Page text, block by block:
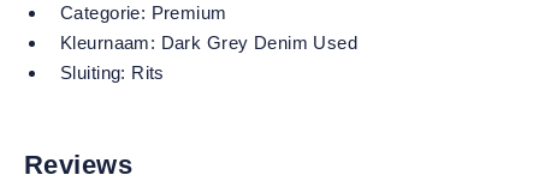
Categorie: Premium
Kleurnaam: Dark Grey Denim Used
Sluiting: Rits
Reviews